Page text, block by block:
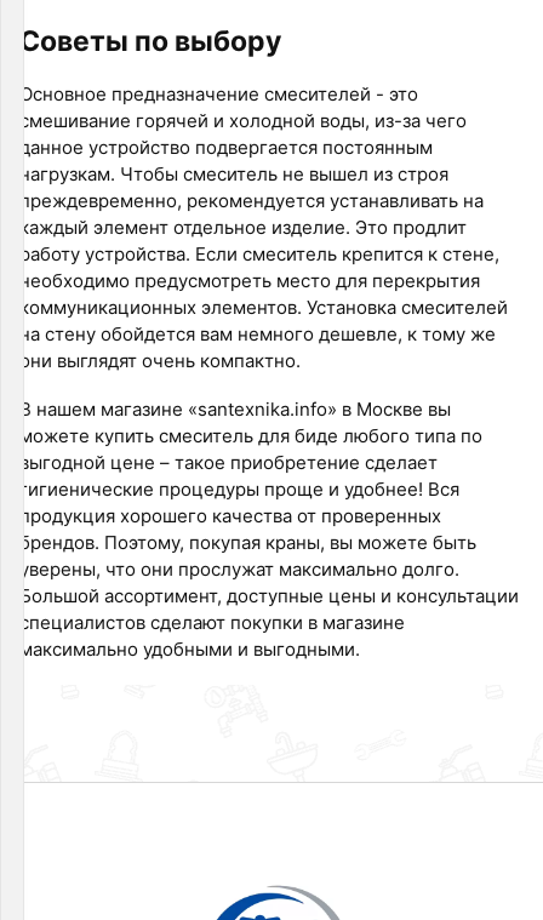
Советы по выбору
Основное предназначение смесителей - это
смешивание горячей и холодной воды, из-за чего
данное устройство подвергается постоянным
нагрузкам. Чтобы смеситель не вышел из строя
преждевременно, рекомендуется устанавливать на
каждый элемент отдельное изделие. Это продлит
работу устройства. Если смеситель крепится к стене,
необходимо предусмотреть место для перекрытия
коммуникационных элементов. Установка смесителей
на стену обойдется вам немного дешевле, к тому же
они выглядят очень компактно.
В нашем магазине «santexnika.info» в Москве вы
можете купить смеситель для биде любого типа по
выгодной цене – такое приобретение сделает
гигиенические процедуры проще и удобнее! Вся
продукция хорошего качества от проверенных
брендов. Поэтому, покупая краны, вы можете быть
уверены, что они прослужат максимально долго.
Большой ассортимент, доступные цены и консультации
специалистов сделают покупки в магазине
максимально удобными и выгодными.